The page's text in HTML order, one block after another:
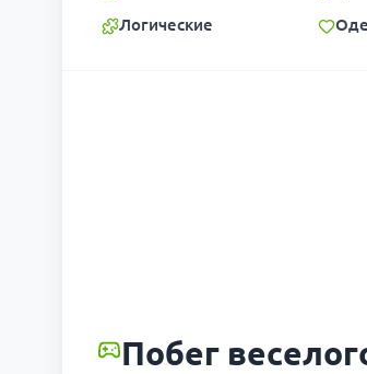
Логические
Побег